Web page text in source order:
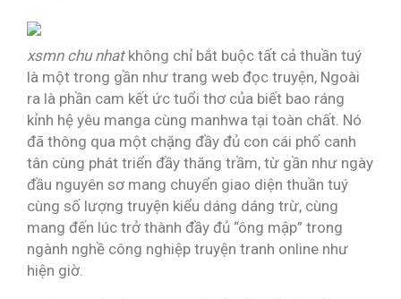
xsmn chu nhatkhông chỉ bắt buộc tất cả thuần tuý
là một trong gần như trang web đọc truyện, Ngoài
ra là phần cam kết ức tuổi thơ của biết bao ráng
kỉnh hệ yêu manga cùng manhwa tại toàn chất. Nó
đã thông qua một chặng đầy đủ con cái phố canh
tân cùng phát triển đầy thăng trầm, từ gần như ngày
đầu nguyên sơ mang chuyển giao diện thuần tuý
cùng số lượng truyện kiểu dáng dáng trừ, cùng
mang đến lúc trở thành đầy đủ “ông mập” trong
ngành nghề công nghiệp truyện tranh online như
hiện giờ.